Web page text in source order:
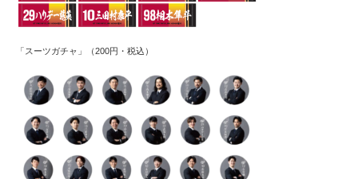
「スーツガチャ」（200円・税込）